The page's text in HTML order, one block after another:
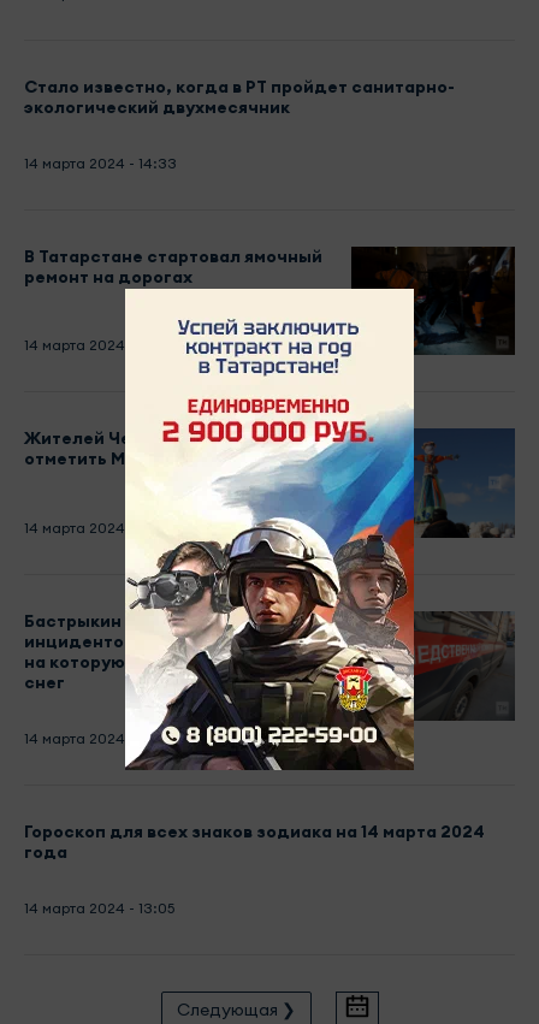
Стало известно, когда в РТ пройдет санитарно-
экологический двухмесячник
14 марта 2024 - 14:33
В Татарстане стартовал ямочный
ремонт на дорогах
14 марта 2024 - 13:35
Жителей Челнов приглашают
отметить Масленицу 16 марта
14 марта 2024 - 13:25
Бастрыкин заинтересовался
инцидентом со школьницей в РТ,
на которую с крыши школы сошел
снег
14 марта 2024 - 13:17
Гороскоп для всех знаков зодиака на 14 марта 2024
года
14 марта 2024 - 13:05
Следующая ❯